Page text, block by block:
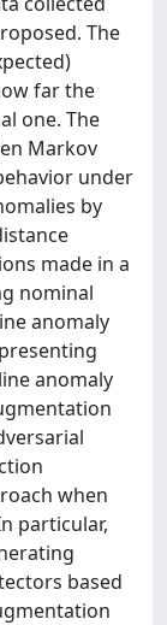
The
far the
one. The
Markov
under
by
made in a
nominal
anomaly
anomaly
when
particular,
based